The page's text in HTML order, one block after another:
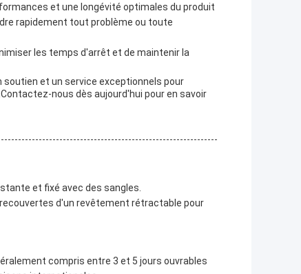
et une longévité optimales du produit
rapidement tout problème ou toute
les temps d'arrêt et de maintenir la
et un service exceptionnels pour
nous dès aujourd'hui pour en savoir
et fixé avec des sangles.
d'un revêtement rétractable pour
compris entre 3 et 5 jours ouvrables